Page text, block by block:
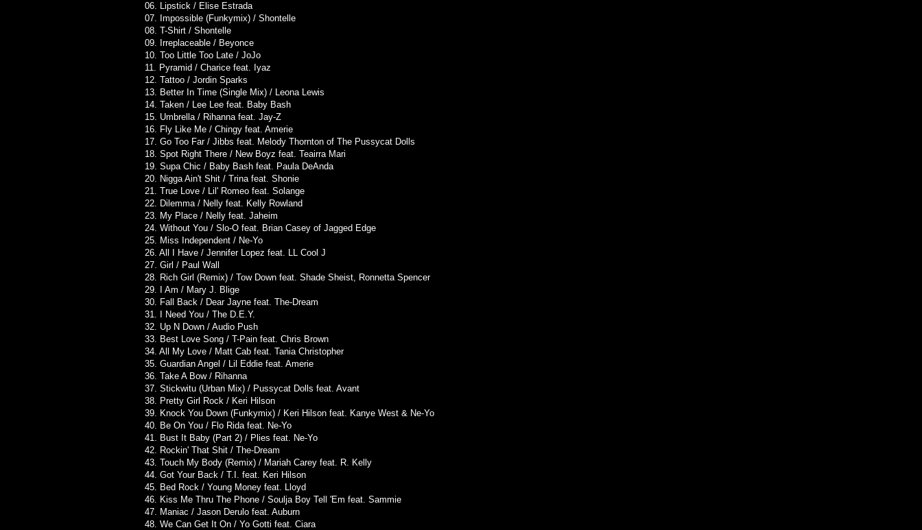
06. Lipstick / Elise Estrada
07. Impossible (Funkymix) / Shontelle
08. T-Shirt / Shontelle
09. Irreplaceable / Beyonce
10. Too Little Too Late / JoJo
11. Pyramid / Charice feat. Iyaz
12. Tattoo / Jordin Sparks
13. Better In Time (Single Mix) / Leona Lewis
14. Taken / Lee Lee feat. Baby Bash
15. Umbrella / Rihanna feat. Jay-Z
16. Fly Like Me / Chingy feat. Amerie
17. Go Too Far / Jibbs feat. Melody Thornton of The Pussycat Dolls
18. Spot Right There / New Boyz feat. Teairra Mari
19. Supa Chic / Baby Bash feat. Paula DeAnda
20. Nigga Ain't Shit / Trina feat. Shonie
21. True Love / Lil' Romeo feat. Solange
22. Dilemma / Nelly feat. Kelly Rowland
23. My Place / Nelly feat. Jaheim
24. Without You / Slo-O feat. Brian Casey of Jagged Edge
25. Miss Independent / Ne-Yo
26. All I Have / Jennifer Lopez feat. LL Cool J
27. Girl / Paul Wall
28. Rich Girl (Remix) / Tow Down feat. Shade Sheist, Ronnetta Spencer
29. I Am / Mary J. Blige
30. Fall Back / Dear Jayne feat. The-Dream
31. I Need You / The D.E.Y.
32. Up N Down / Audio Push
33. Best Love Song / T-Pain feat. Chris Brown
34. All My Love / Matt Cab feat. Tania Christopher
35. Guardian Angel / Lil Eddie feat. Amerie
36. Take A Bow / Rihanna
37. Stickwitu (Urban Mix) / Pussycat Dolls feat. Avant
38. Pretty Girl Rock / Keri Hilson
39. Knock You Down (Funkymix) / Keri Hilson feat. Kanye West & Ne-Yo
40. Be On You / Flo Rida feat. Ne-Yo
41. Bust It Baby (Part 2) / Plies feat. Ne-Yo
42. Rockin' That Shit / The-Dream
43. Touch My Body (Remix) / Mariah Carey feat. R. Kelly
44. Got Your Back / T.I. feat. Keri Hilson
45. Bed Rock / Young Money feat. Lloyd
46. Kiss Me Thru The Phone / Soulja Boy Tell 'Em feat. Sammie
47. Maniac / Jason Derulo feat. Auburn
48. We Can Get It On / Yo Gotti feat. Ciara